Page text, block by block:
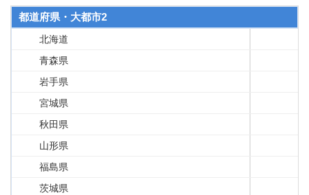
都道府県・大都市2
北海道
青森県
岩手県
宮城県
秋田県
山形県
福島県
茨城県